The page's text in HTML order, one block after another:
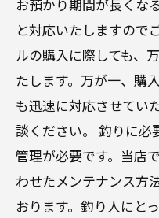
お預かり期間が長くな
と対応いたしますので
ルの購入に際しても、
たします。万が一、購
も迅速に対応させてい
談ください。 釣りに必
管理が必要です。当店
わせたメンテナンス方
おります。釣り人にと